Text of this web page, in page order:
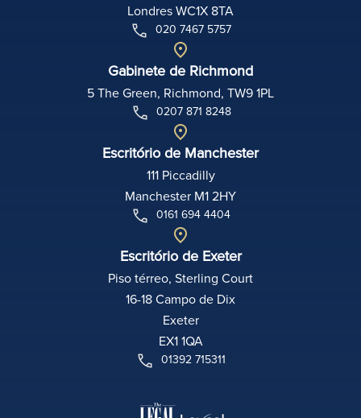
Londres WC1X 8TA
020 7467 5757
Gabinete de Richmond
5 The Green, Richmond, TW9 1PL
0207 871 8248
Escritório de Manchester
111 Piccadilly
Manchester M1 2HY
0161 694 4404
Escritório de Exeter
Piso térreo, Sterling Court
16-18 Campo de Dix
Exeter
EX1 1QA
01392 715311